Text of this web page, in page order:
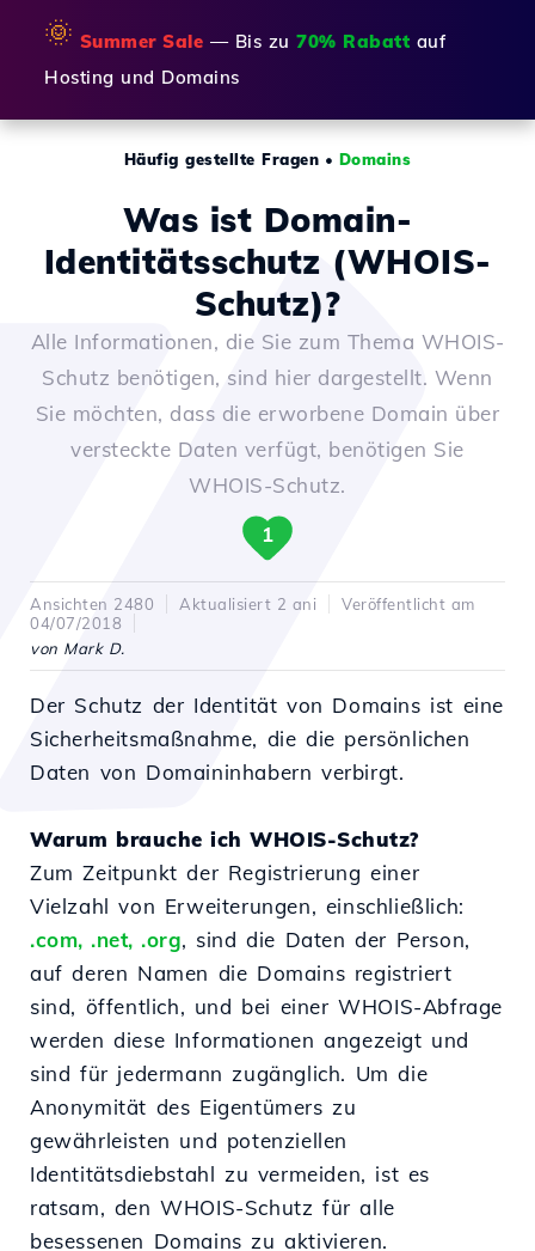
🌞 Summer Sale — Bis zu 70% Rabatt auf
Hosting und Domains
Häufig gestellte Fragen • Domains
Was ist Domain-
Identitätsschutz (WHOIS-
Schutz)?
Alle Informationen, die Sie zum Thema WHOIS-
Schutz benötigen, sind hier dargestellt. Wenn
Sie möchten, dass die erworbene Domain über
versteckte Daten verfügt, benötigen Sie
WHOIS-Schutz.
1
Ansichten 2480 Aktualisiert 2 ani
Veröffentlicht am
04/07/2018
von Mark D.
Der Schutz der Identität von Domains ist eine
Sicherheitsmaßnahme, die die persönlichen
Daten von Domaininhabern verbirgt.
Warum brauche ich WHOIS-Schutz?
Zum Zeitpunkt der Registrierung einer
Vielzahl von Erweiterungen, einschließlich:
.com, .net, .org, sind die Daten der Person,
auf deren Namen die Domains registriert
sind, öffentlich, und bei einer WHOIS-Abfrage
werden diese Informationen angezeigt und
sind für jedermann zugänglich. Um die
Anonymität des Eigentümers zu
gewährleisten und potenziellen
Identitätsdiebstahl zu vermeiden, ist es
ratsam, den WHOIS-Schutz für alle
besessenen Domains zu aktivieren.